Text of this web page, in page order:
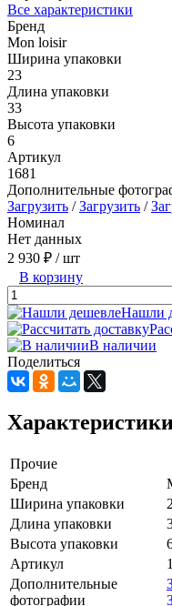
Все характеристики
Бренд
Mon loisir
Ширина упаковки
23
Длина упаковки
33
Высота упаковки
6
Артикул
1681
Дополнительные
Загрузить /Загрузить /
Номинал
Нет данных
2 930 ₽ / шт
В корзину
Нашли
В наличии
Поделиться
Прочие
Бренд
Ширина упаковки
Длина упаковки
Высота упаковки
Артикул
Дополнительные
фотографии